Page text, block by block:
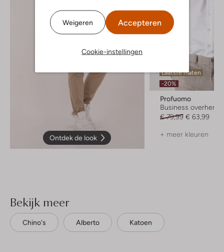
Weigeren Accepteren
Cookie-instellingen
Ontdek de look
Laatste maten
-20%
Profuomo
Business overhemd
€ 79,99 € 63,99
+ meer kleuren
Bekijk meer
Chino's Alberto Katoen